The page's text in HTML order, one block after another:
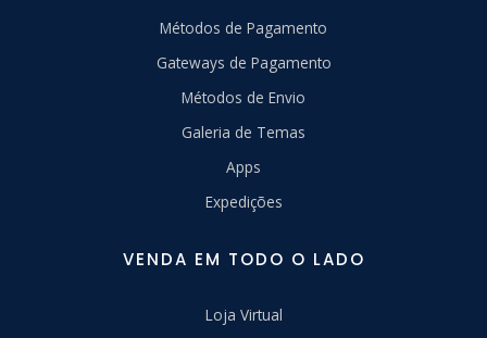
Métodos de Pagamento
Gateways de Pagamento
Métodos de Envio
Galeria de Temas
Apps
Expedições
VENDA EM TODO O LADO
Loja Virtual